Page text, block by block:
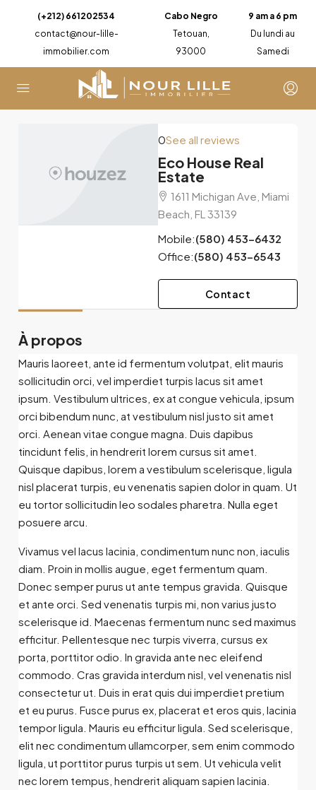
(+212) 661202534
contact@nour-lille-
immobilier.com
Cabo Negro
Tetouan,
93000
9 am a 6 pm
Du lundi au
Samedi
0See all reviews
Eco House Real
Estate
1611 Michigan Ave, Miami
Beach, FL 33139
Mobile:(580) 453-6432
Office:(580) 453-6543
Contact
À propos
Mauris laoreet, ante id fermentum volutpat, elit mauris
sollicitudin orci, vel imperdiet turpis lacus sit amet
ipsum. Vestibulum ultrices, ex at congue vehicula, ipsum
orci bibendum nunc, at vestibulum nisl justo sit amet
orci. Aenean vitae congue magna. Duis dapibus
tincidunt felis, in hendrerit lorem cursus sit amet.
Quisque dapibus, lorem a vestibulum scelerisque, ligula
nisl placerat turpis, eu venenatis sapien dolor in quam. Ut
eu tortor sollicitudin leo sodales pharetra. Nulla eget
posuere arcu.
Vivamus vel lacus lacinia, condimentum nunc non, iaculis
diam. Proin in mollis augue, eget fermentum quam.
Donec semper purus ut ante tempus gravida. Quisque
et ante orci. Sed venenatis turpis mi, non varius justo
scelerisque id. Maecenas fermentum nunc sed maximus
efficitur. Pellentesque nec turpis viverra, cursus ex
porta, porttitor odio. In gravida ante nec eleifend
commodo. Cras gravida interdum nisl, vel venenatis nisl
consectetur ut. Duis in erat quis dui imperdiet pretium
et eu purus. Fusce purus ex, placerat et eros quis, lacinia
tempor ligula. Mauris eu efficitur ligula. Sed scelerisque,
elit nec condimentum ullamcorper, sem enim commodo
ligula, ut porttitor purus turpis ut sem. Ut vehicula velit
nec lorem tempus, hendrerit aliquam sapien lacinia.